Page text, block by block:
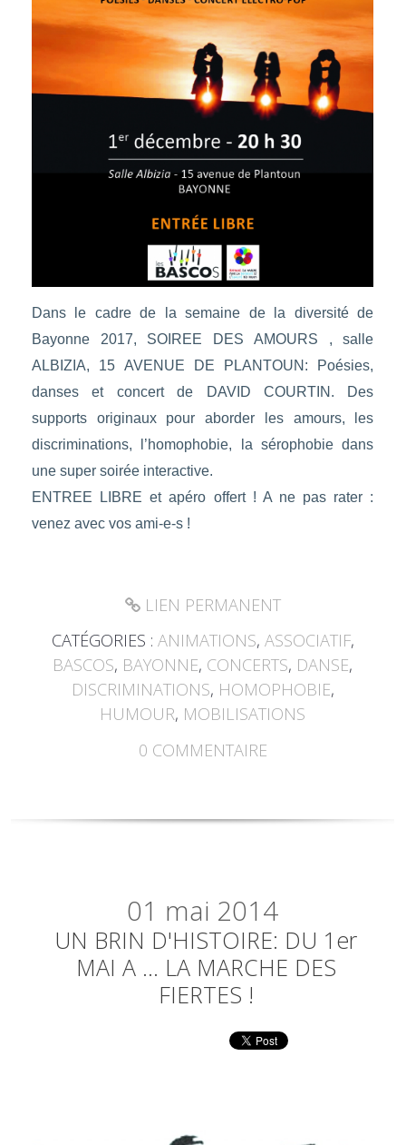
Dans le cadre de la semaine de la diversité de
Bayonne 2017, SOIREE DES AMOURS , salle
ALBIZIA, 15 AVENUE DE PLANTOUN: Poésies,
danses et concert de DAVID COURTIN. Des
supports originaux pour aborder les amours, les
discriminations, l’homophobie, la sérophobie dans
une super soirée interactive.
ENTREE LIBRE et apéro offert ! A ne pas rater :
venez avec vos ami-e-s !
LIEN PERMANENT
CATÉGORIES : ANIMATIONS, ASSOCIATIF,
BASCOS, BAYONNE, CONCERTS, DANSE,
DISCRIMINATIONS, HOMOPHOBIE,
HUMOUR, MOBILISATIONS
0 COMMENTAIRE
01 mai 2014
UN BRIN D'HISTOIRE: DU 1er
MAI A ... LA MARCHE DES
FIERTES !